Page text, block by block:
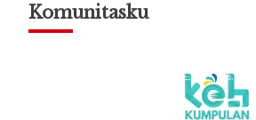
Komunitasku